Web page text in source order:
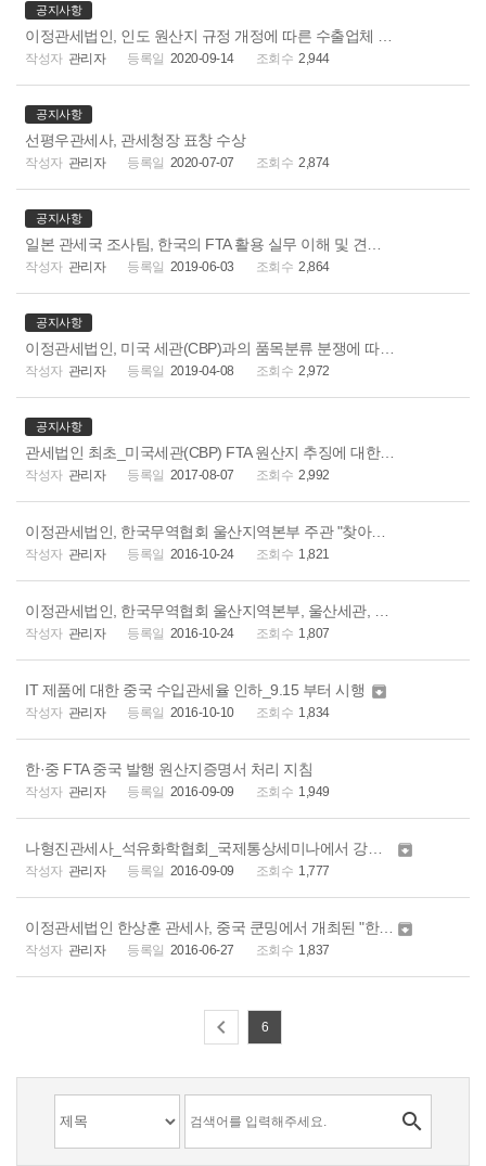
공지사항
관리자 2020-09-14 2,944
공지사항
선평우관세사, 관세청장 표창 수상
관리자 2020-07-07 2,874
공지사항
관리자 2019-06-03 2,864
공지사항
이정관세법인, 미국 세관(CBP)과의 품목분류 분쟁에 따른 미국 사전심사 쟁송 및 승소
관리자 2019-04-08 2,972
공지사항
관세법인 최초_미국세관(CBP) FTA 원산지 추징에 대한 승소_이정관세법인
관리자 2017-08-07 2,992
이정관세법인, 한국무역협회 울산지역본부 주관 "찾아가는 맞춤형 FTA 활용전략교육" 실시
관리자 2016-10-24 1,821
관리자 2016-10-24 1,807
IT 제품에 대한 중국 수입관세율 인하_9.15 부터 시행 
관리자 2016-10-10 1,834
한·중 FTA 중국 발행 원산지증명서 처리 지침
관리자 2016-09-09 1,949
나형진관세사_석유화학협회_국제통상세미나에서 강연 진행 
관리자 2016-09-09 1,777
이정관세법인 한상훈 관세사, 중국 쿤밍에서 개최된 "한중 FTA 포럼" 강연 
관리자 2016-06-27 1,837
 6
